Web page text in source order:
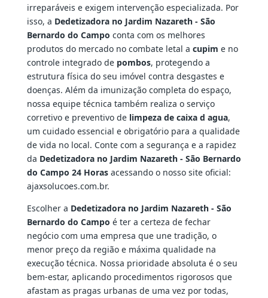
irreparáveis e exigem intervenção especializada. Por
isso, a Dedetizadora no Jardim Nazareth - São
Bernardo do Campo conta com os melhores
produtos do mercado no combate letal a cupim e no
controle integrado de pombos, protegendo a
estrutura física do seu imóvel contra desgastes e
doenças. Além da imunização completa do espaço,
nossa equipe técnica também realiza o serviço
corretivo e preventivo de limpeza de caixa d agua,
um cuidado essencial e obrigatório para a qualidade
de vida no local. Conte com a segurança e a rapidez
da Dedetizadora no Jardim Nazareth - São Bernardo
do Campo 24 Horasacessando o nosso site oficial:
ajaxsolucoes.com.br.
Escolher a Dedetizadora no Jardim Nazareth - São
Bernardo do Campo é ter a certeza de fechar
negócio com uma empresa que une tradição, o
menor preço da região e máxima qualidade na
execução técnica. Nossa prioridade absoluta é o seu
bem-estar, aplicando procedimentos rigorosos que
afastam as pragas urbanas de uma vez por todas,